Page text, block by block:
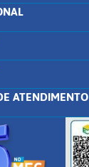
ATENDIMENTO